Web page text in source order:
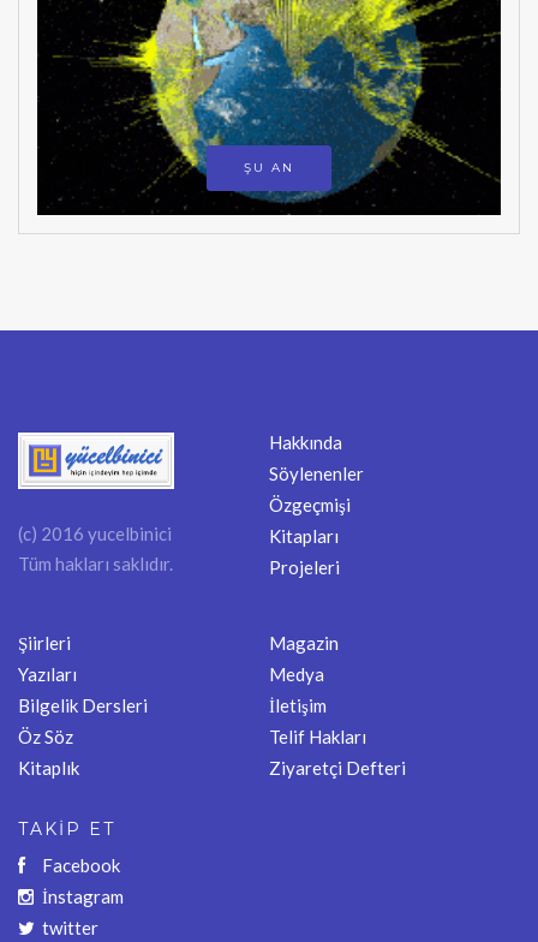
ŞU AN
(c) 2016 yucelbinici
Tüm hakları saklıdır.
Hakkında
Söylenenler
Özgeçmişi
Kitapları
Projeleri
Şiirleri
Yazıları
Bilgelik Dersleri
Öz Söz
Kitaplık
Magazin
Medya
İletişim
Telif Hakları
Ziyaretçi Defteri
TAKİP ET
Facebook
İnstagram
twitter